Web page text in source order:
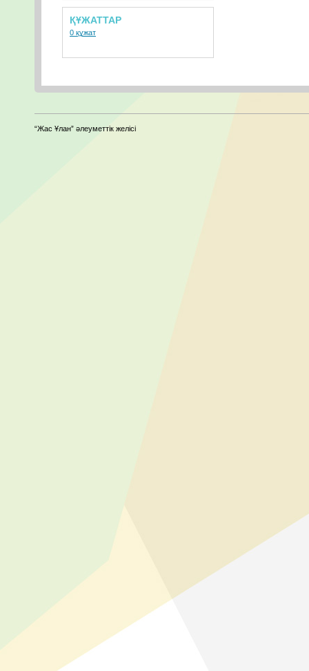
ҚҰЖАТТАР
0 құжат
“Жас Ұлан” әлеуметтік желісі